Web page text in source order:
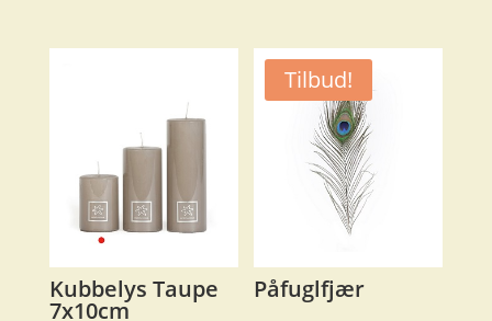
Kubbelys Taupe
7x10cm
Tilbud!
Påfuglfjær